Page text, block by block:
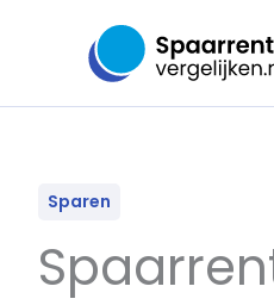
Sparen